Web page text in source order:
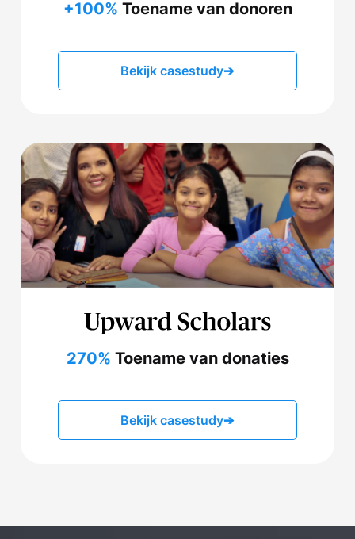
+100% Toename van donoren
Bekijk casestudy➔
270% Toename van donaties
Bekijk casestudy➔